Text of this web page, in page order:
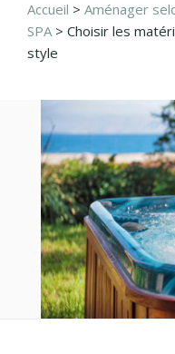
Accueil > Aménager
SPA> Choisir les
style